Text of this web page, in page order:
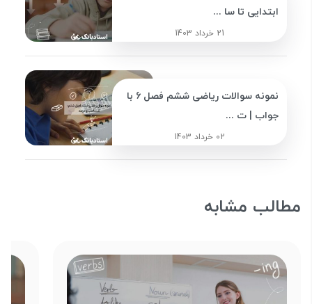
ابتدایی تا سا ...
21 خرداد 1403
نمونه سوالات ریاضی ششم فصل 6 با
جواب | ت ...
02 خرداد 1403
مطالب مشابه